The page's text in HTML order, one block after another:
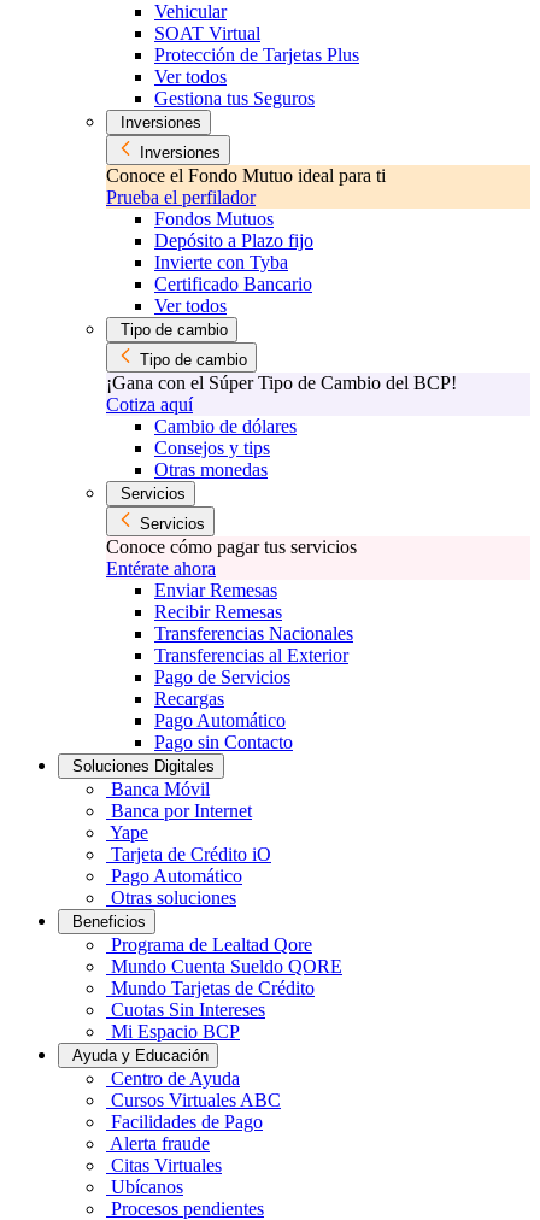
Vehicular
SOAT Virtual
Protección de Tarjetas Plus
Ver todos
Gestiona tus Seguros
Inversiones
Inversiones
Conoce el Fondo Mutuo ideal para ti
Prueba el perfilador
Fondos Mutuos
Depósito a Plazo fijo
Invierte con Tyba
Certificado Bancario
Ver todos
Tipo de cambio
Tipo de cambio
¡Gana con el Súper Tipo de Cambio del BCP!
Cotiza aquí
Cambio de dólares
Consejos y tips
Otras monedas
Servicios
Servicios
Conoce cómo pagar tus servicios
Entérate ahora
Enviar Remesas
Recibir Remesas
Transferencias Nacionales
Transferencias al Exterior
Pago de Servicios
Recargas
Pago Automático
Pago sin Contacto
Soluciones Digitales
Banca Móvil
Banca por Internet
Yape
Tarjeta de Crédito iO
Pago Automático
Otras soluciones
Beneficios
Programa de Lealtad Qore
Mundo Cuenta Sueldo QORE
Mundo Tarjetas de Crédito
Cuotas Sin Intereses
Mi Espacio BCP
Ayuda y Educación
Centro de Ayuda
Cursos Virtuales ABC
Facilidades de Pago
Alerta fraude
Citas Virtuales
Ubícanos
Procesos pendientes